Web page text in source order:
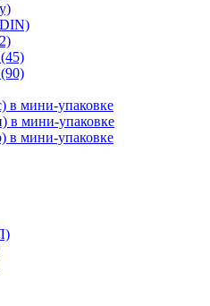
в мини-упаковке
в мини-упаковке
в мини-упаковке